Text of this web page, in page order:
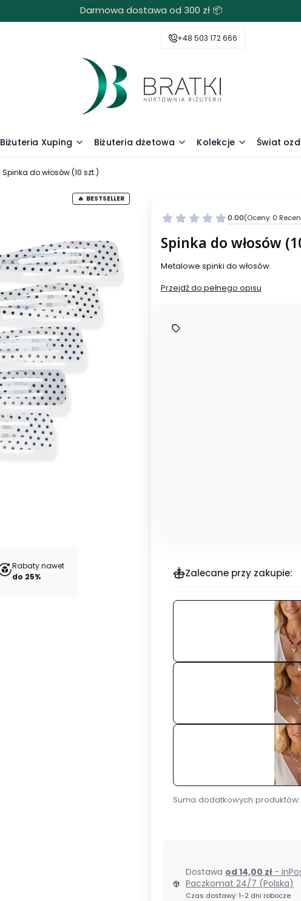
Darmowa dostawa od 300 zł 📦
+48 503 172 666
Biżuteria Xuping Biżuteria dżetowa Kolekcje Świat
Spinka do włosów (10 szt.)
Rabaty nawet
do 25%
BESTSELLER
0.00(Oceny: 0
Spinka do włosów
Metalowe spinki do włosów.
Przejdź do pełnego opisu
Zalecane przy zakupie:
Suma dodatkowych produktów:
Dostawa od 14,00 zł -
Paczkomat 24/7 (Polska)
Czas dostawy: 1-2 dni robocze